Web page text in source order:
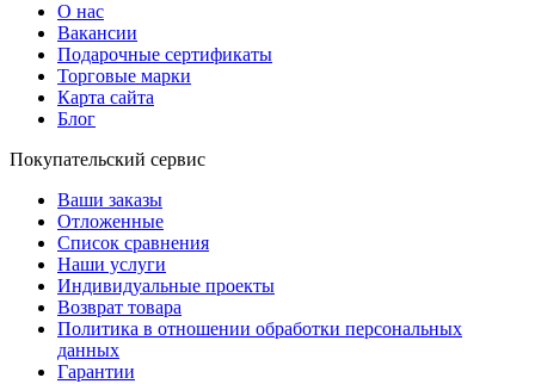
О нас
Вакансии
Подарочные сертификаты
Торговые марки
Карта сайта
Блог
Покупательский сервис
Ваши заказы
Отложенные
Список сравнения
Наши услуги
Индивидуальные проекты
Возврат товара
Политика в отношении обработки персональных
данных
Гарантии